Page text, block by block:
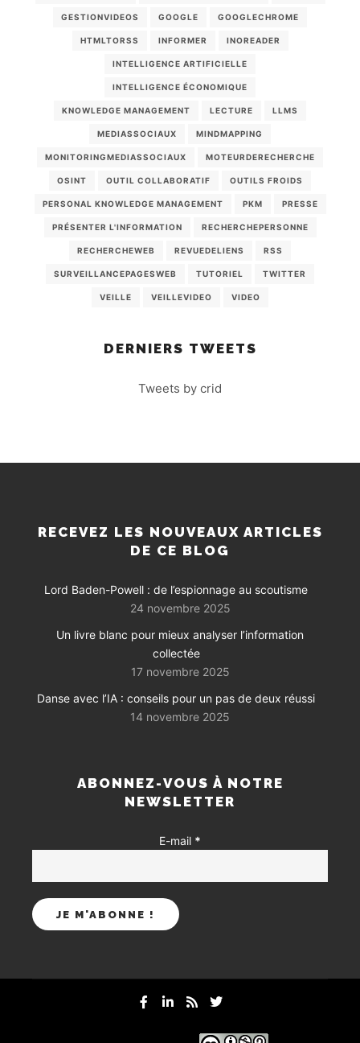
GESTIONVIDEOS GOOGLE GOOGLECHROME
HTMLTORSS INFORMER INOREADER
INTELLIGENCE ARTIFICIELLE
INTELLIGENCE ÉCONOMIQUE
KNOWLEDGE MANAGEMENT LECTURE LLMS
MEDIASSOCIAUX MINDMAPPING
MONITORINGMEDIASSOCIAUX MOTEURDERECHERCHE
OSINT OUTIL COLLABORATIF OUTILS FROIDS
PERSONAL KNOWLEDGE MANAGEMENT PKM PRESSE
PRÉSENTER L'INFORMATION RECHERCHEPERSONNE
RECHERCHEWEB REVUEDELIENS RSS
SURVEILLANCEPAGESWEB TUTORIEL TWITTER
VEILLE VEILLEVIDEO VIDEO
DERNIERS TWEETS
Tweets by crid
RECEVEZ LES NOUVEAUX ARTICLES
DE CE BLOG
Lord Baden-Powell : de l’espionnage au scoutisme
24 novembre 2025
Un livre blanc pour mieux analyser l’information
collectée
17 novembre 2025
Danse avec l’IA : conseils pour un pas de deux réussi
14 novembre 2025
ABONNEZ-VOUS À NOTRE
NEWSLETTER
E-mail *